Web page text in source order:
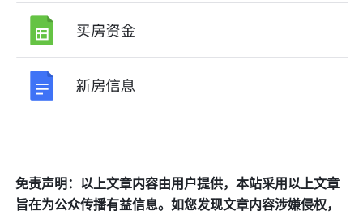
免责声明：以上文章内容由用户提供，本站采用以上文章
旨在为公众传播有益信息。如您发现文章内容涉嫌侵权，